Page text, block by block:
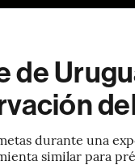
de
durante una
similar para